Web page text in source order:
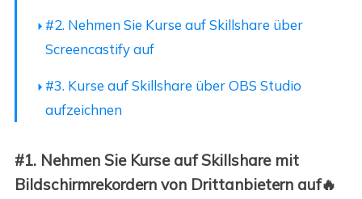
#2. Nehmen Sie Kurse auf Skillshare über
Screencastify auf
#3. Kurse auf Skillshare über OBS Studio
aufzeichnen
#1. Nehmen Sie Kurse auf Skillshare mit
Bildschirmrekordern von Drittanbietern auf🔥